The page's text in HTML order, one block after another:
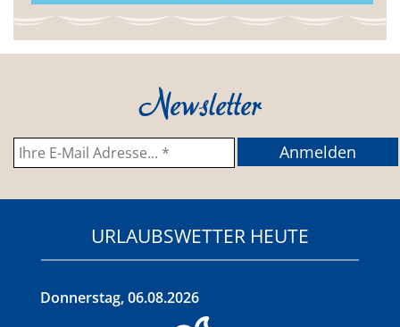
Newsletter
URLAUBSWETTER HEUTE
Donnerstag,06.08.2026